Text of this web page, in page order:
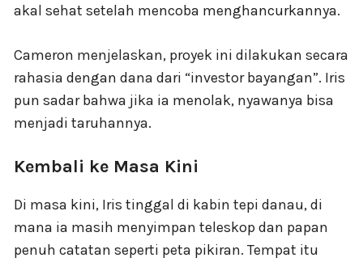
akal sehat setelah mencoba menghancurkannya.
Cameron menjelaskan, proyek ini dilakukan secara
rahasia dengan dana dari “investor bayangan”. Iris
pun sadar bahwa jika ia menolak, nyawanya bisa
menjadi taruhannya.
Kembali ke Masa Kini
Di masa kini, Iris tinggal di kabin tepi danau, di
mana ia masih menyimpan teleskop dan papan
penuh catatan seperti peta pikiran. Tempat itu